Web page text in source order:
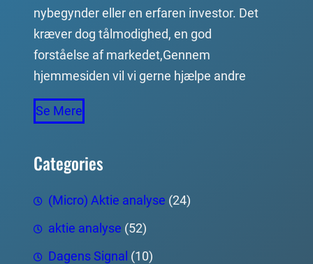
nybegynder eller en erfaren investor. Det
kræver dog tålmodighed, en god
forståelse af markedet,Gennem
hjemmesiden vil vi gerne hjælpe andre
Se Mere
Categories
(Micro) Aktie analyse (24)
aktie analyse (52)
Dagens Signal (10)